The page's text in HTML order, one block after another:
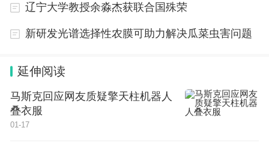
形势与政策是考研政治的选修科目之一。该课程主要
涉及国家政治经济形势、外交政策、社会热点等方面
需要关注时事新闻和社会热点问题，掌握国家政治经
济形势的变化趋势和发展动态，了解外交政策的基本
思路和战略部署，并能够运用相关知识分析和解决实
际问题。
辽宁大学教授余淼杰获联合国殊荣
新研发光谱选择性农膜可助力解决瓜菜虫害问题
延伸阅读
马斯克回应网友质疑擎天柱机器人
叠衣服
01-17